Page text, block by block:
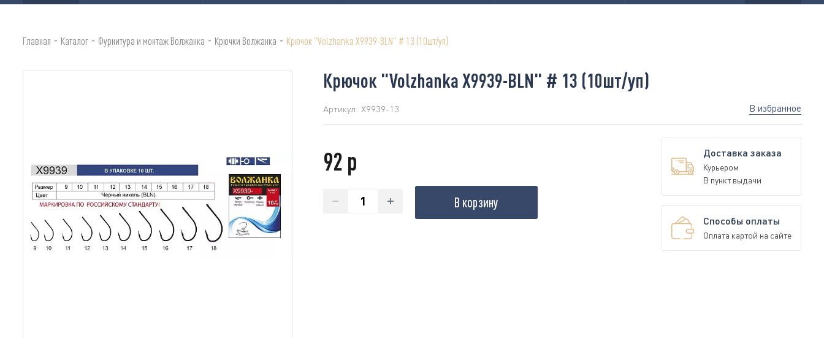
Главная - Каталог - Фурнитура и монтаж Волжанка - Крючки Волжанка - Крючок "Volzhanka X9939-BLN" # 13 (10шт/уп)
Крючок "Volzhanka X9939-BLN" # 13 (10шт/уп)
Артикул: X9939-13 В избранное
92 р
В корзину
Доставка заказа
Курьером
В пункт выдачи
Способы оплаты
Оплата картой на сайте